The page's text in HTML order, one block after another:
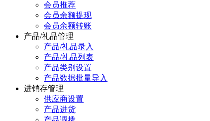
会员推荐
会员余额提现
会员余额转账
产品/礼品管理
产品/礼品录入
产品/礼品列表
产品类别设置
产品数据批量导入
进销存管理
供应商设置
产品进货